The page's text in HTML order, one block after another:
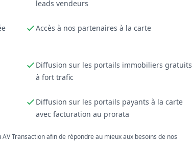
leads vendeurs
Accès à nos partenaires à la carte
Diffusion sur les portails immobiliers gratuits
à fort trafic
Diffusion sur les portails payants à la carte
avec facturation au prorata
Transaction afin de répondre au mieux aux besoins de nos